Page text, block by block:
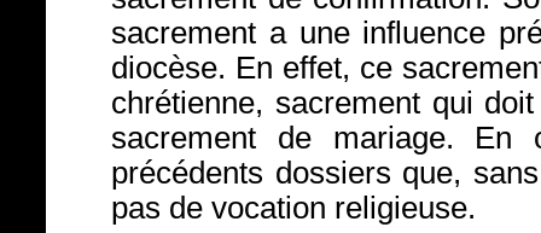
sacrement a une influence
diocèse. En effet, ce
chrétienne, sacrement qui
sacrement de mariage. En
précédents dossiers que,
pas de vocation religieuse.